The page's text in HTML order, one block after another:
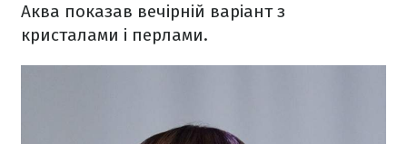
Аква показав вечірній варіант з
кристалами і перлами.